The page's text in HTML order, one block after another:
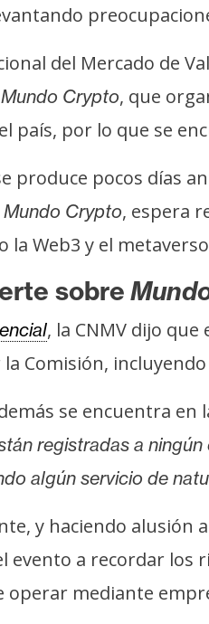
del Mercado de
Mundo Crypto, que
país, por lo que se
produce pocos días
Mundo Crypto, espera
la Web3 y el
sobre
, la CNMV dijo
Comisión,
se encuentra en
registradas a
algún servicio de
y haciendo alusión
evento a recordar los
operar mediante